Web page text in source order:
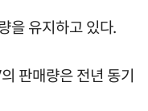
을 유지하고 있다.
판매량은 전년 동기